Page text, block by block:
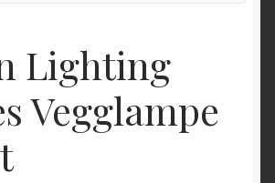
Lighting
Vegglampe